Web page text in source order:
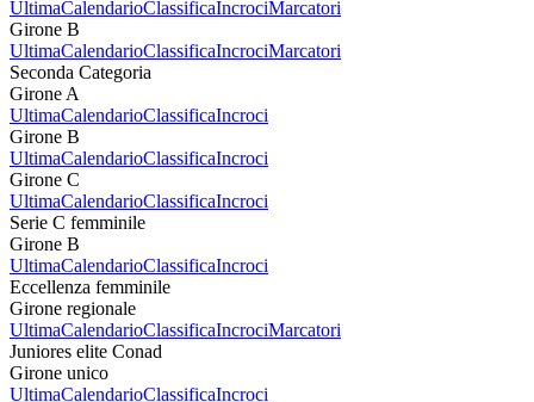
UltimaCalendarioClassificaIncrociMarcatori
Girone B
UltimaCalendarioClassificaIncrociMarcatori
Seconda Categoria
Girone A
UltimaCalendarioClassificaIncroci
Girone B
UltimaCalendarioClassificaIncroci
Girone C
UltimaCalendarioClassificaIncroci
Serie C femminile
Girone B
UltimaCalendarioClassificaIncroci
Eccellenza femminile
Girone regionale
UltimaCalendarioClassificaIncrociMarcatori
Juniores elite Conad
Girone unico
UltimaCalendarioClassificaIncroci